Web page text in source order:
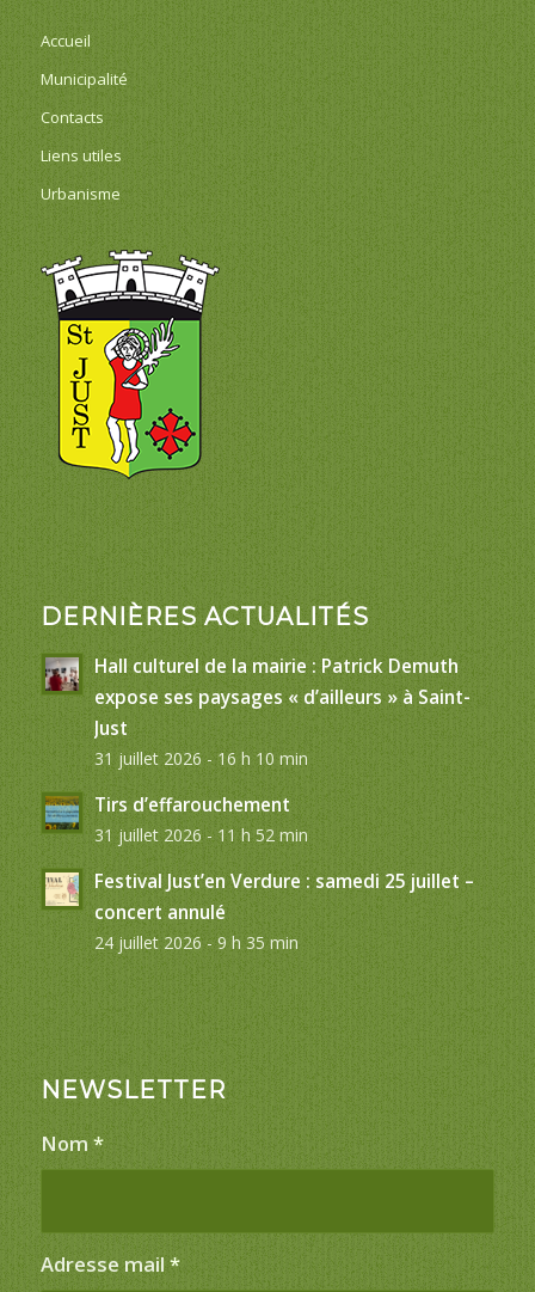
Accueil
Municipalité
Contacts
Liens utiles
Urbanisme
DERNIÈRES ACTUALITÉS
Hall culturel de la mairie : Patrick Demuth
expose ses paysages « d’ailleurs » à Saint-
Just
31 juillet 2026 - 16 h 10 min
Tirs d’effarouchement
31 juillet 2026 - 11 h 52 min
Festival Just’en Verdure : samedi 25 juillet –
concert annulé
24 juillet 2026 - 9 h 35 min
NEWSLETTER
Nom *
Adresse mail *